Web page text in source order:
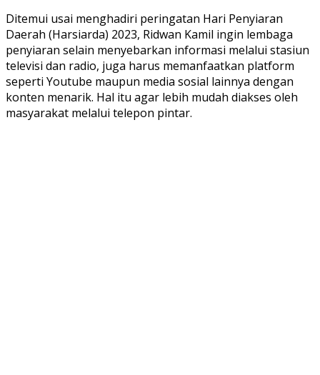
Ditemui usai menghadiri peringatan Hari Penyiaran
Daerah (Harsiarda) 2023, Ridwan Kamil ingin lembaga
penyiaran selain menyebarkan informasi melalui stasiun
televisi dan radio, juga harus memanfaatkan platform
seperti Youtube maupun media sosial lainnya dengan
konten menarik. Hal itu agar lebih mudah diakses oleh
masyarakat melalui telepon pintar.